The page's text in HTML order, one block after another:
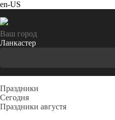
en-US
Ваш город
Ланкастер
Праздники
Cегодня
Праздники августя